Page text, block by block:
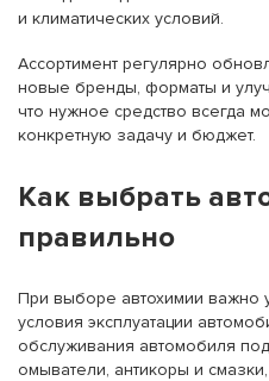
и климатических условий.
Ассортимент регулярно
новые бренды, форматы и
что нужное средство всегда
конкретную задачу и бюджет.
Как выбрать
правильно
При выборе автохимии важно
условия эксплуатации
обслуживания автомобиля
омыватели, антикоры и